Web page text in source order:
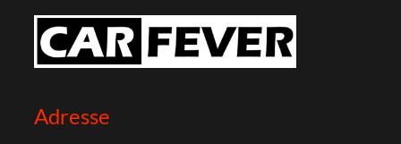
Adresse